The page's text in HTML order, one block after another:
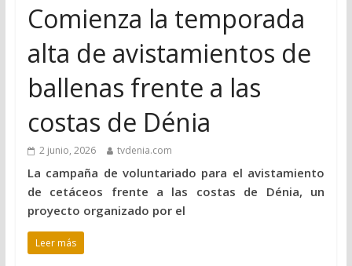
Comienza la temporada
alta de avistamientos de
ballenas frente a las
costas de Dénia
2 junio, 2026 tvdenia.com
La campaña de voluntariado para el avistamiento
de cetáceos frente a las costas de Dénia, un
proyecto organizado por el
Leer más